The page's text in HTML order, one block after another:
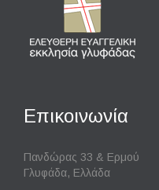
Επικοινωνία
Πανδώρας 33 & Ερμού
Γλυφάδα, Ελλάδα